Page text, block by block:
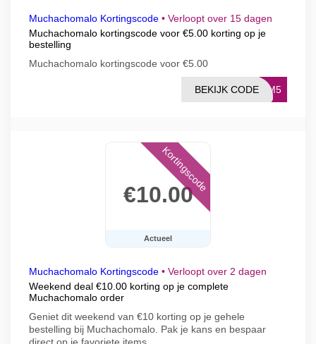
Muchachomalo Kortingscode • Verloopt over 15 dagen
Muchachomalo kortingscode voor €5.00 korting op je
bestelling
Muchachomalo kortingscode voor €5.00
RMM5
BEKIJK CODE
€10.00
Actueel
Kortingscode
Muchachomalo Kortingscode • Verloopt over 2 dagen
Weekend deal €10.00 korting op je complete
Muchachomalo order
Geniet dit weekend van €10 korting op je gehele
bestelling bij Muchachomalo. Pak je kans en bespaar